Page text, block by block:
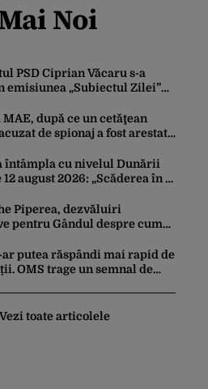
Noi
PSD Ciprian Văcaru s-a
emisiunea „Subiectul Zilei”
fiind motivul scandalului
MAE, după ce un cetăţean
de spionaj a fost arestat
ca să asasineze un
de drone
întâmpla cu nivelul Dunării
12 august 2026: „Scăderea în 7
Piperea, dezvăluiri
pentru Gândul despre cum
Zelenski plănuiesc pe Signal
„la respect” pe Trump
ar putea răspândi mai rapid de
OMS trage un semnal de
Vezi toate articolele